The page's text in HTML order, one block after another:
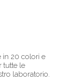
in 20 colori e
tutte le
laboratorio.